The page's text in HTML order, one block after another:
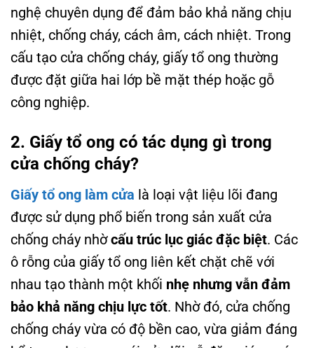
nghệ chuyên dụng để đảm bảo khả năng chịu
nhiệt, chống cháy, cách âm, cách nhiệt. Trong
cấu tạo cửa chống cháy, giấy tổ ong thường
được đặt giữa hai lớp bề mặt thép hoặc gỗ
công nghiệp.
2. Giấy tổ ong có tác dụng gì trong
cửa chống cháy?
Giấy tổ ong làm cửa là loại vật liệu lõi đang
được sử dụng phổ biến trong sản xuất cửa
chống cháy nhờcấu trúc lục giác đặc biệt. Các
ô rỗng của giấy tổ ong liên kết chặt chẽ với
nhau tạo thành một khối nhẹ nhưng vẫn đảm
bảo khả năng chịu lực tốt. Nhờ đó, cửa chống
chống cháy vừa có độ bền cao, vừa giảm đáng